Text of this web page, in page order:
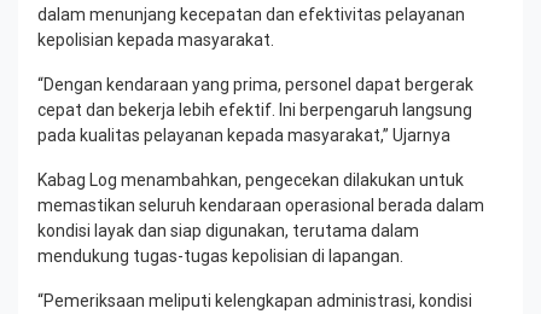
dalam menunjang kecepatan dan efektivitas pelayanan
kepolisian kepada masyarakat.
“Dengan kendaraan yang prima, personel dapat bergerak
cepat dan bekerja lebih efektif. Ini berpengaruh langsung
pada kualitas pelayanan kepada masyarakat,” Ujarnya
Kabag Log menambahkan, pengecekan dilakukan untuk
memastikan seluruh kendaraan operasional berada dalam
kondisi layak dan siap digunakan, terutama dalam
mendukung tugas-tugas kepolisian di lapangan.
“Pemeriksaan meliputi kelengkapan administrasi, kondisi